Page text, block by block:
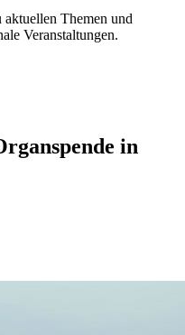
Themen und
Veranstaltungen.
in